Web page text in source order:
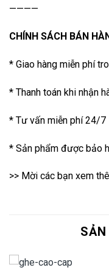
————
CHÍNH SÁCH BÁN
* Giao hàng miễn phí
* Thanh toán khi nhận
* Tư vấn miễn phí 24/7
* Sản phẩm được bảo
>> Mời các bạn xem